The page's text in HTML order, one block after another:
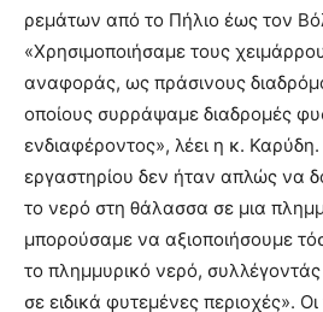
ρεμάτων από το Πήλιο έως τον
«Χρησιμοποιήσαμε τους
αναφοράς, ως πράσινους
οποίους συρράψαμε διαδρομές
ενδιαφέροντος», λέει η κ.
εργαστηρίου δεν ήταν απλώς να
το νερό στη θάλασσα σε μια
μπορούσαμε να αξιοποιήσουμε
το πλημμυρικό νερό,
σε ειδικά φυτεμένες περιοχές».